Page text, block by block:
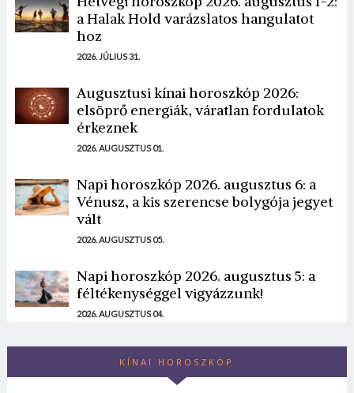
a Halak Hold varázslatos hangulatot
hoz
2026. JÚLIUS 31.
Augusztusi kínai horoszkóp 2026:
elsöprő energiák, váratlan fordulatok
érkeznek
2026. AUGUSZTUS 01.
Napi horoszkóp 2026. augusztus 6: a
Vénusz, a kis szerencse bolygója jegyet
vált
2026. AUGUSZTUS 05.
Napi horoszkóp 2026. augusztus 5: a
féltékenységgel vigyázzunk!
2026. AUGUSZTUS 04.
KÍNAI HOROSZKÓP